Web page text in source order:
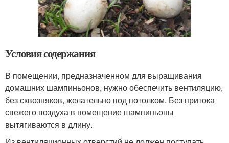
Условия содержания
В помещении, предназначенном для выращивания
домашних шампиньонов, нужно обеспечить вентиляцию,
без сквозняков, желательно под потолком. Без притока
свежего воздуха в помещение шампиньоны
вытягиваются в длину.